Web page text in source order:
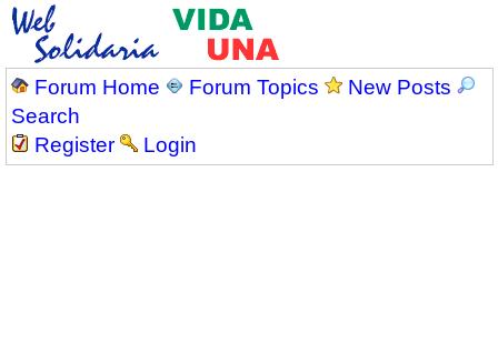
Forum Home Forum Topics
New Posts
Search
Register
Login